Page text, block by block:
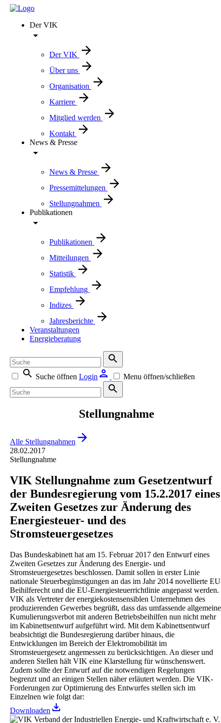
Der VIK
Der VIK
Über uns
Organisation
Karriere
Mitglied werden
Kontakt
News & Presse
News & Presse
Pressemittelungen
Stellungnahmen
Publikationen
Publikationen
Mitteilungen
Statistik
Empfehlung
Indizes
Jahresberichte
Veranstaltungen
Energieberatung
Suche öffnen Login Menu öffnen/schließen
Stellungnahme
Alle Stellungnahmen
28.02.2017
Stellungnahme
VIK Stellungnahme zum Gesetzentwurf
der Bundesregierung vom 15.2.2017 eines
Zweiten Gesetzes zur Änderung des
Energiesteuer- und des
Stromsteuergesetzes
Das Bundeskabinett hat am 15. Februar 2017 den Entwurf eines
Zweiten Gesetzes zur Änderung des Energie- und
Stromsteuergesetzes beschlossen. Damit sollen in erster Linie
nationale Steuerbegünstigungen an das im Jahr 2014 novellierte
Beihilferecht und die EU-Energiesteuerrichtlinie angepasst werden.
VIK als Vertreter der energiekostensensiblen Unternehmen des
produzierenden Gewerbes begrüßt, dass das umfassende allgemeine
Kumulierungsverbot mit anderen Betriebsbeihilfen nun nicht mehr
im Kabinettsentwurf aufgeführt wird. Mit dem Kabinettsentwurf
beabsichtigt die Bundesregierung darüber hinaus, die
Entwicklungen im Bereich der Elektromobilität im
Stromsteuergesetz angemessen zu berücksichtigen. An dieser und
anderen Stellen hält VIK eine Klarstellung für wünschenswert.
Zudem sollte der Entwurf auf die notwendigen Regelungen
begrenzt und an einigen Stellen näher erläutert werden. Die VIK-
Forderungen zur Optimierung des Entwurfes stellen sich im
Einzelnen wie folgt dar:
Downloaden